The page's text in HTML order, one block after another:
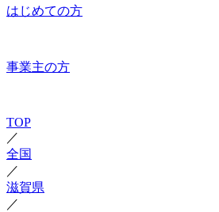
はじめての方
事業主の方
TOP
／
全国
／
滋賀県
／